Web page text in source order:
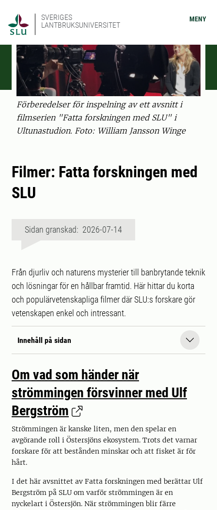
SVERIGES
LANTBRUKSUNIVERSITET
MENY
Förberedelser för inspelning av ett avsnitt i
filmserien "Fatta forskningen med SLU" i
Ultunastudion. Foto: William Jansson Winge
Filmer: Fatta forskningen med
SLU
Sidan granskad: 2026-07-14
Från djurliv och naturens mysterier till banbrytande teknik
och lösningar för en hållbar framtid. Här hittar du korta
och populärvetenskapliga filmer där SLU:s forskare gör
vetenskapen enkel och intressant.
Innehåll på sidan
Om vad som händer när
strömmingen försvinner med Ulf
Bergström
Strömmingen är kanske liten, men den spelar en
avgörande roll i Östersjöns ekosystem. Trots det varnar
forskare för att bestånden minskar och att fisket är för
hårt.
I det här avsnittet av Fatta forskningen med berättar Ulf
Bergström på SLU om varför strömmingen är en
nyckelart i Östersjön. När strömmingen blir färre